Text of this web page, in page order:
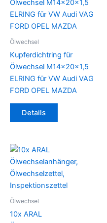
Ölwechsel
Kupferdichtring für
Ölwechsel M14x20x1,5
ELRING für VW Audi VAG
FORD OPEL MAZDA
Details
Dieses
auf.
Die
Optionen
Ölwechsel
10x ARAL